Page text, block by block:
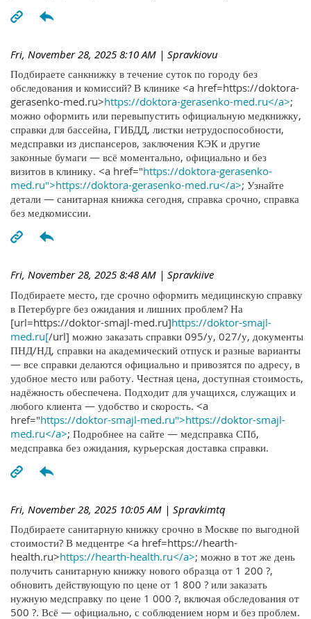
Fri, November 28, 2025 8:10 AM | Spravkiovu
Подбираете санкнижку в течение суток по городу без
обследования и комиссий? В клинике <a href=https://doktora-
gerasenko-med.ru>https://doktora-gerasenko-med.ru</a>;
можно оформить или перевыпустить официальную медкнижку,
справки для бассейна, ГИБДД, листки нетрудоспособности,
медсправки из диспансеров, заключения КЭК и другие
законные бумаги — всё моментально, официально и без
визитов в клинику. <a href="https://doktora-gerasenko-
med.ru">https://doktora-gerasenko-med.ru</a>; Узнайте
детали — санитарная книжка сегодня, справка срочно, справка
без медкомиссии.
Fri, November 28, 2025 8:48 AM | Spravkiive
Подбираете место, где срочно оформить медицинскую справку
в Петербурге без ожидания и лишних проблем? На
[url=https://doktor-smajl-med.ru]https://doktor-smajl-
med.ru[/url] можно заказать справки 095/у, 027/у, документы
ПНД/НД, справки на академический отпуск и разные варианты
— все справки делаются официально и привозятся по адресу, в
удобное место или работу. Честная цена, доступная стоимость,
надёжность обеспечена. Подходит для учащихся, служащих и
любого клиента — удобство и скорость. <a
href="https://doktor-smajl-med.ru">https://doktor-smajl-
med.ru</a>; Подробнее на сайте — медсправка СПб,
медсправка без ожидания, курьерская доставка справки.
Fri, November 28, 2025 10:05 AM | Spravkimtq
Подбираете санитарную книжку срочно в Москве по выгодной
стоимости? В медцентре <a href=https://hearth-
health.ru>https://hearth-health.ru</a>; можно в тот же день
получить санитарную книжку нового образца от 1 200 ?,
обновить действующую по цене от 1 800 ? или заказать
нужную медсправку по цене 1 000 ?, включая обследования от
500 ?. Всё — официально, с соблюдением норм и без проблем.